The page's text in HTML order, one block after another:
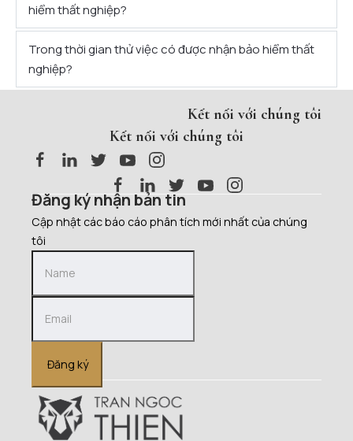
hiểm thất nghiệp?
Trong thời gian thử việc có được nhận bảo hiểm thất
nghiệp?
Kết nối với chúng tôi
Kết nối với chúng tôi
Đăng ký nhận bản tin
Cập nhật các báo cáo phân tích mới nhất của chúng
tôi
Đăng ký